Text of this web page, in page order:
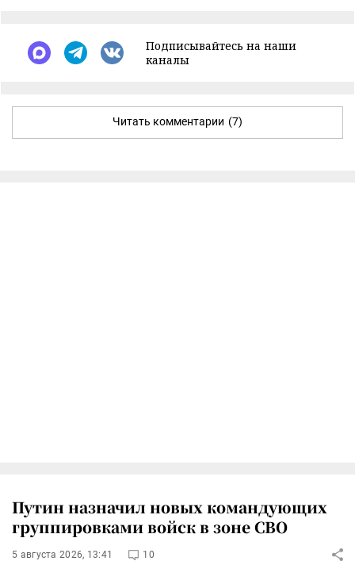
Подписывайтесь на наши
каналы
Читать комментарии (7)
Путин назначил новых командующих
группировками войск в зоне СВО
5 августа 2026, 13:41 10